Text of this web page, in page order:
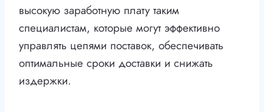
высокую заработную плату таким
специалистам, которые могут эффективно
управлять цепями поставок, обеспечивать
оптимальные сроки доставки и снижать
издержки.